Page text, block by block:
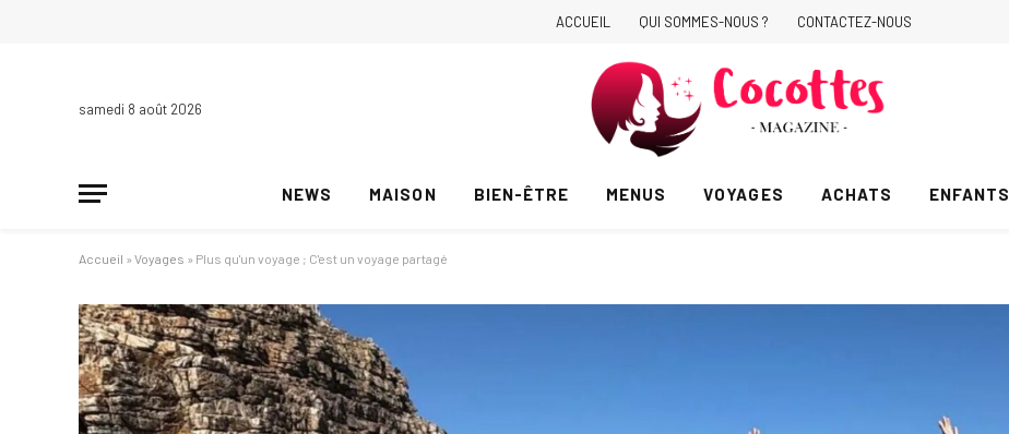
ACCUEIL QUI SOMMES-NOUS ? CONTACTEZ-NOUS
samedi 8 août 2026
NEWS MAISON BIEN-ÊTRE MENUS VOYAGES ACHATS ENFANTS
Accueil » Voyages » Plus qu'un voyage ; C'est un voyage partagé